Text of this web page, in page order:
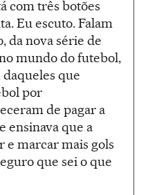
com três botões
Eu escuto. Falam
da nova série de
mundo do futebol,
que
por
de pagar a
ensinava que a
e marcar mais gols
que sei o que